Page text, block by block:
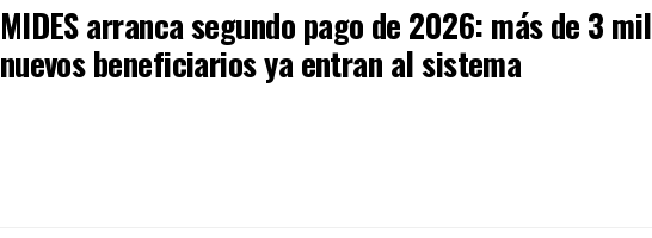
MIDES arranca segundo pago de 2026: más de 3 mil
nuevos beneficiarios ya entran al sistema